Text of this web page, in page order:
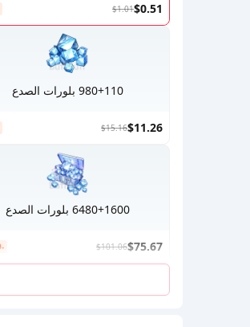
$0.51
$1.01
980+110 بلورات الصدع
$11.26
$15.16
6480+1600 بلورات الصدع
$75.67
$101.06
-$25.39